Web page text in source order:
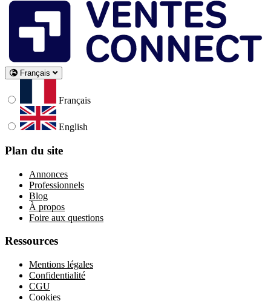
Français
Français
English
Plan du site
Annonces
Professionnels
Blog
À propos
Foire aux questions
Ressources
Mentions légales
Confidentialité
CGU
Cookies